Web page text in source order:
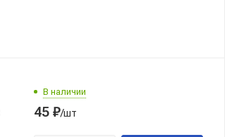
В наличии
45 ₽/шт